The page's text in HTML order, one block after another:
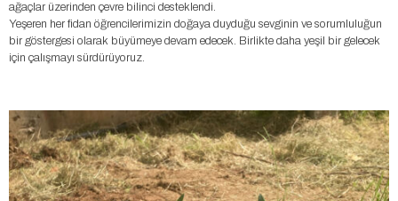
ağaçlar üzerinden çevre bilinci desteklendi.
Yeşeren her fidan öğrencilerimizin doğaya duyduğu sevginin ve sorumluluğun
bir göstergesi olarak büyümeye devam edecek. Birlikte daha yeşil bir gelecek
için çalışmayı sürdürüyoruz.